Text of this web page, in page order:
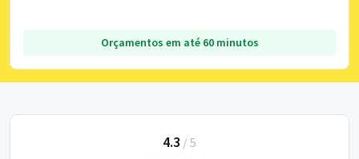
Orçamentos em até 60 minutos
4.3 / 5